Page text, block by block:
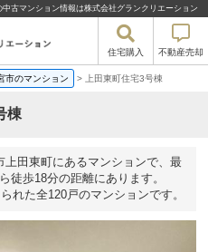
古マンション情報は株式会社グランクリエーション
住宅購入 不動産売却
市のマンション > 上田東町住宅3号棟
棟
田東町にあるマンションで、最
徒歩18分の距離にあります。
れた全120戸のマンションです。